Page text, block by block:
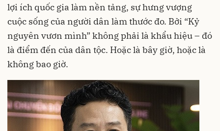
lợi ích quốc gia làm nền tảng, sự hưng vượng
cuộc sống của người dân làm thước đo. Bởi “Kỷ
nguyên vươn mình” không phải là khẩu hiệu – đó
là điểm đến của dân tộc. Hoặc là bây giờ, hoặc là
không bao giờ.